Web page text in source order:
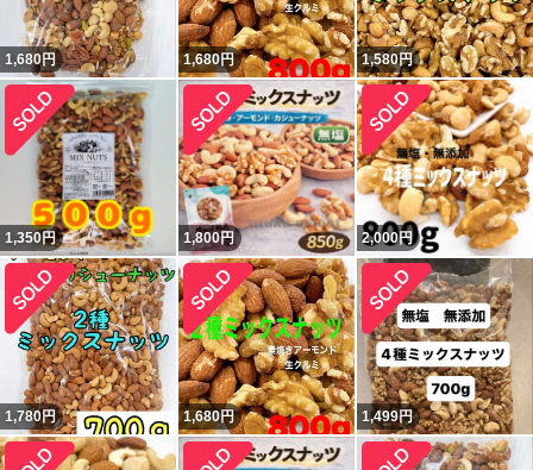
1,680円 1,680円 1,580円
1,350円 1,800円 2,000円
1,780円 1,680円 1,499円